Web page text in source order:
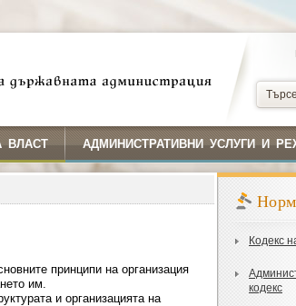
ВЛАСТ АДМИНИСТРАТИВНИ УСЛУГИ И
принципи на организация
им.
и организацията на
Кодекс
кодекс